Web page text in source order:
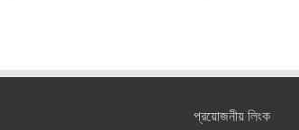
প্রয়োজনীয় লিংক